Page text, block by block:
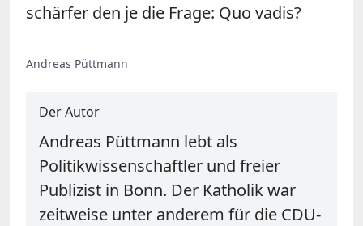
schärfer den je die Frage: Quo vadis?
Andreas Püttmann
Der Autor
Andreas Püttmann lebt als
Politikwissenschaftler und freier
Publizist in Bonn. Der Katholik war
zeitweise unter anderem für die CDU-